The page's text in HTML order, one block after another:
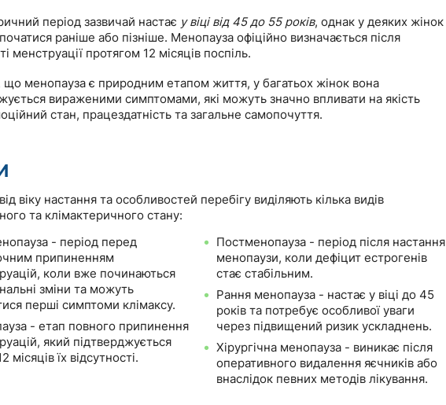
період зазвичай настає у віці від 45 до 55 років, однак у деяких жінок
раніше або пізніше. Менопауза офіційно визначається після
менструації протягом 12 місяців поспіль.
менопауза є природним етапом життя, у багатьох жінок вона
вираженими симптомами, які можуть значно впливати на якість
стан, працездатність та загальне самопочуття.
віку настання та особливостей перебігу виділяють кілька видів
та клімактеричного стану:
- період перед
припиненням
коли вже починаються
зміни та можуть
перші симптоми клімаксу.
- етап повного припинення
який підтверджується
місяців їх відсутності.
Постменопауза - період після настання
менопаузи, коли дефіцит естрогенів
стає стабільним.
Рання менопауза - настає у віці до 45
років та потребує особливої уваги
через підвищений ризик ускладнень.
Хірургічна менопауза - виникає після
оперативного видалення яєчників або
внаслідок певних методів лікування.